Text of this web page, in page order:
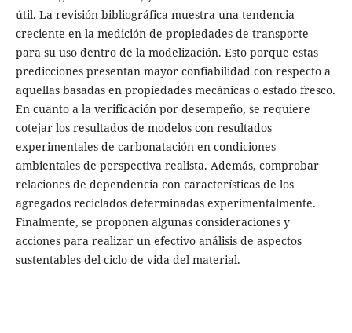
útil. La revisión bibliográfica muestra una tendencia
creciente en la medición de propiedades de transporte
para su uso dentro de la modelización. Esto porque estas
predicciones presentan mayor confiabilidad con respecto a
aquellas basadas en propiedades mecánicas o estado fresco.
En cuanto a la verificación por desempeño, se requiere
cotejar los resultados de modelos con resultados
experimentales de carbonatación en condiciones
ambientales de perspectiva realista. Además, comprobar
relaciones de dependencia con características de los
agregados reciclados determinadas experimentalmente.
Finalmente, se proponen algunas consideraciones y
acciones para realizar un efectivo análisis de aspectos
sustentables del ciclo de vida del material.